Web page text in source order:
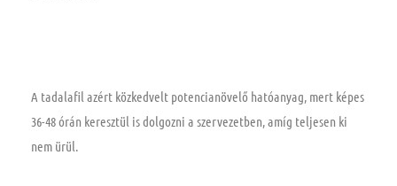
A tadalafil azért közkedvelt potencianövelő hatóanyag, mert képes
36-48 órán keresztül is dolgozni a szervezetben, amíg teljesen ki
nem ürül.